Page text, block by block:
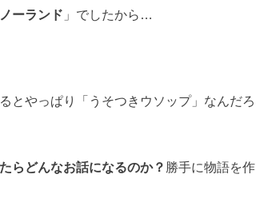
ーランド 」でしたから…
とやっぱり「うそつきウソップ」なんだろ
らどんなお話になるのか？ 勝手に物語を作